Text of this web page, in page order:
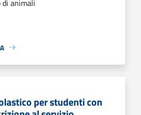
animali
per studenti con